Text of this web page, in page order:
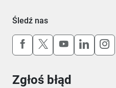
Śledź nas
Uwaga, link
Uwaga, link
Uwaga,
Zgłoś błąd